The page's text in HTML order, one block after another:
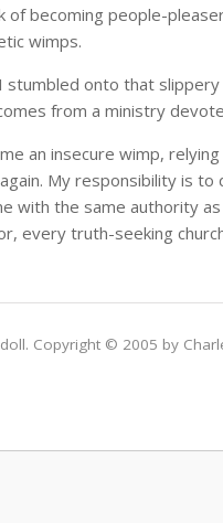
becoming people-
wimps.
onto that slippery
from a ministry
an insecure wimp, relying
My responsibility is to
with the same authority
every truth-seeking
Copyright © 2005 by